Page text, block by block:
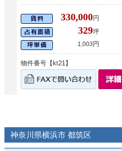
330,000円
329坪
1,003 円
物件番号【kt21】
神奈川県横浜市 都筑区